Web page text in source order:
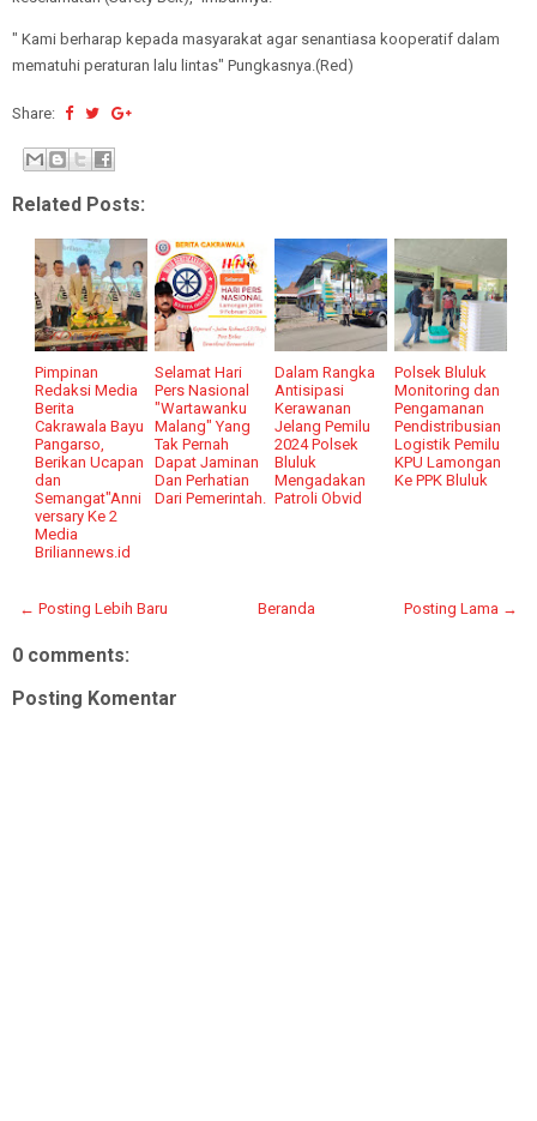
" Kami berharap kepada masyarakat agar senantiasa kooperatif dalam
mematuhi peraturan lalu lintas" Pungkasnya.(Red)
Share:
Related Posts:
Pimpinan
Redaksi Media
Berita
Cakrawala Bayu
Pangarso,
Berikan Ucapan
dan
Semangat"Anni
versary Ke 2
Media
Briliannews.id
Selamat Hari
Pers Nasional
"Wartawanku
Malang" Yang
Tak Pernah
Dapat Jaminan
Dan Perhatian
Dari Pemerintah.
Dalam Rangka
Antisipasi
Kerawanan
Jelang Pemilu
2024 Polsek
Bluluk
Mengadakan
Patroli Obvid
Polsek Bluluk
Monitoring dan
Pengamanan
Pendistribusian
Logistik Pemilu
KPU Lamongan
Ke PPK Bluluk
← Posting Lebih Baru Posting Lama →
Beranda
0 comments:
Posting Komentar